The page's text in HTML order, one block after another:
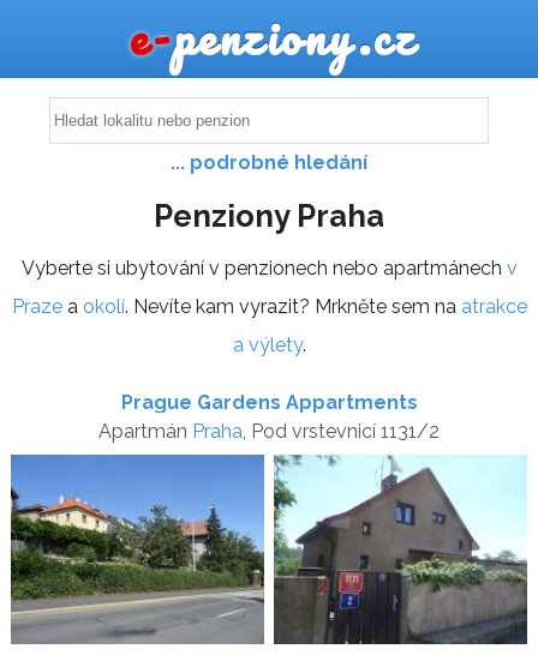
e-penziony.cz
... podrobné hledání
Penziony Praha
Vyberte si ubytování v penzionech nebo apartmánech v
Prazea okolí. Nevíte kam vyrazit? Mrkněte sem na atrakce
a výlety.
Prague Gardens Appartments
Apartmán Praha , Pod vrstevnicí 1131/2